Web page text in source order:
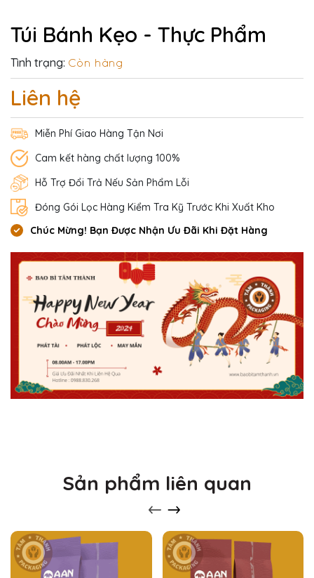
Túi Bánh Kẹo - Thực Phẩm
Tình trạng: Còn hàng
Liên hệ
Miễn Phí Giao Hàng Tận Nơi
Cam kết hàng chất lượng 100%
Hỗ Trợ Đổi Trả Nếu Sản Phẩm Lỗi
Đóng Gói Lọc Hàng Kiểm Tra Kỹ Trước Khi Xuất Kho
Chúc Mừng! Bạn Được Nhận Ưu Đãi Khi Đặt Hàng
Sản phẩm liên quan